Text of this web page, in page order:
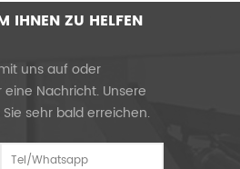
IHNEN ZU HELFEN
uns auf oder
Nachricht. Unsere
sehr bald erreichen.